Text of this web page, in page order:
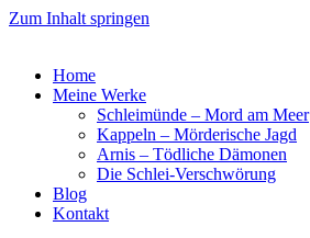
Zum Inhalt springen
Home
Meine Werke
Schleimünde – Mord am Meer
Kappeln – Mörderische Jagd
Arnis – Tödliche Dämonen
Die Schlei-Verschwörung
Blog
Kontakt